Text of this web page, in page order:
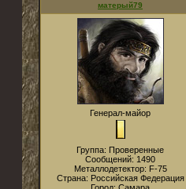
матерый79
Генерал-майор
Группа: Проверенные
Сообщений: 1490
Металлодетектор: F-75
Страна: Российская Федерация